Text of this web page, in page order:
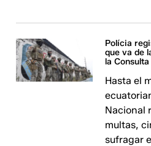
Polícia
que va de
la
Hasta el
Nacional
multas,
sufragar